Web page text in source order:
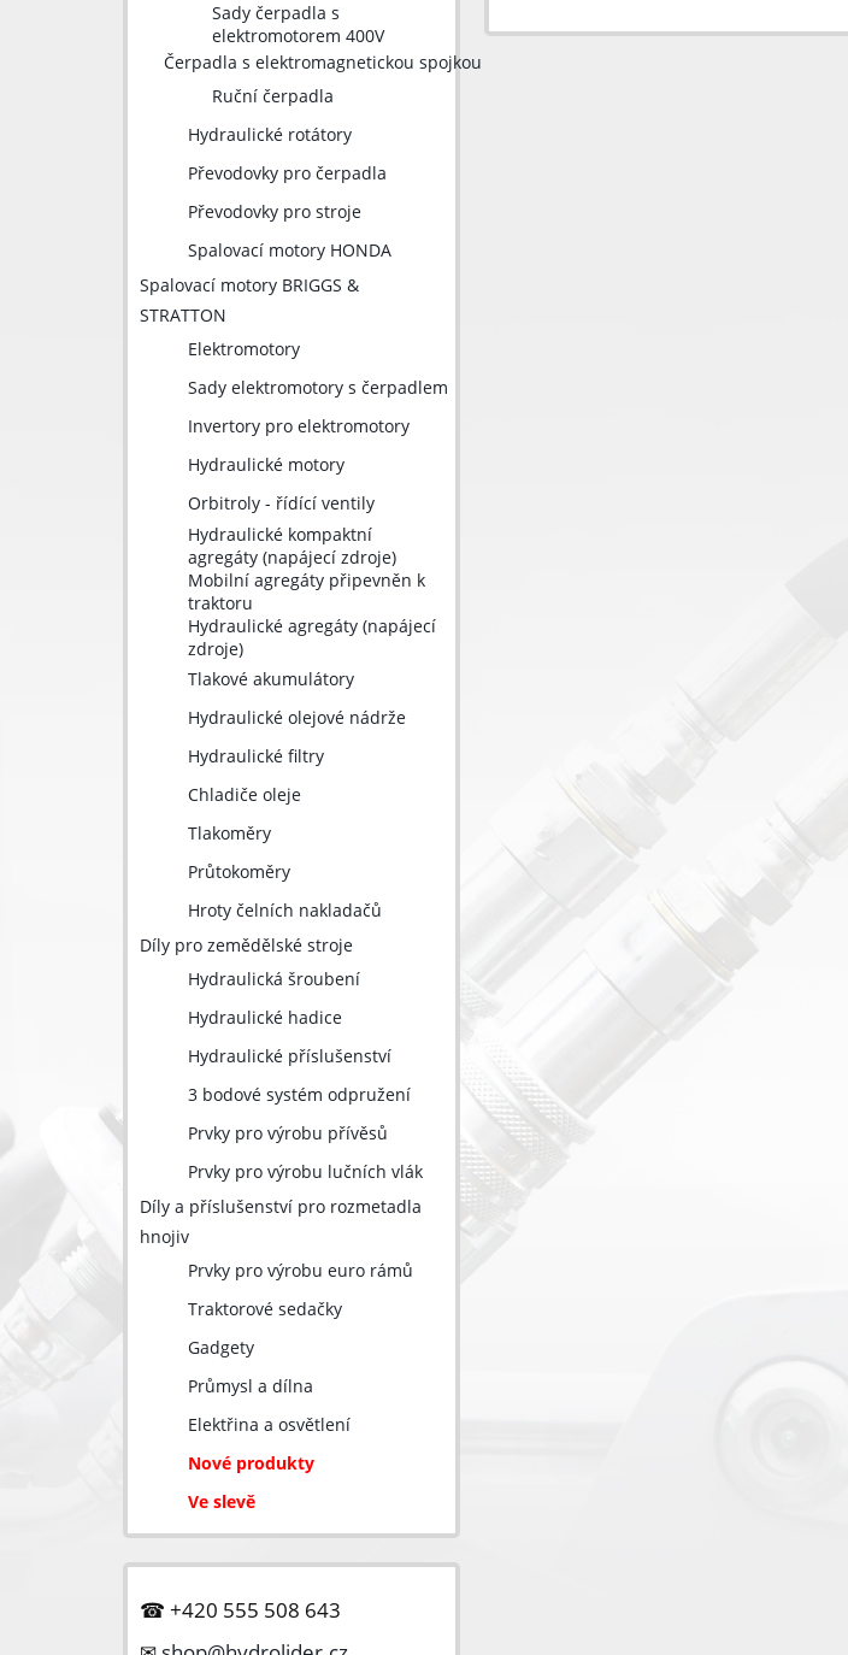
Sady čerpadla s
elektromotorem 400V
Čerpadla s elektromagnetickou spojkou
Ruční čerpadla
Hydraulické rotátory
Převodovky pro čerpadla
Převodovky pro stroje
Spalovací motory HONDA
Spalovací motory BRIGGS &
STRATTON
Elektromotory
Sady elektromotory s čerpadlem
Invertory pro elektromotory
Hydraulické motory
Orbitroly - řídící ventily
Hydraulické kompaktní
agregáty (napájecí zdroje)
Mobilní agregáty připevněn k
traktoru
Hydraulické agregáty (napájecí
zdroje)
Tlakové akumulátory
Hydraulické olejové nádrže
Hydraulické filtry
Chladiče oleje
Tlakoměry
Průtokoměry
Hroty čelních nakladačů
Díly pro zemědělské stroje
Hydraulická šroubení
Hydraulické hadice
Hydraulické příslušenství
3 bodové systém odpružení
Prvky pro výrobu přívěsů
Prvky pro výrobu lučních vlák
Díly a příslušenství pro rozmetadla
hnojiv
Prvky pro výrobu euro rámů
Traktorové sedačky
Gadgety
Průmysl a dílna
Elektřina a osvětlení
Nové produkty
Ve slevě
☎ +420 555 508 643